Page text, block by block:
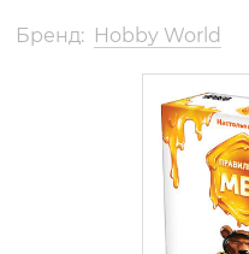
Бренд: Hobby World